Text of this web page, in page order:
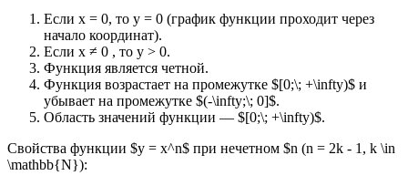
Если х = 0, то у = 0 (график функции проходит через
начало координат).
Если х ≠ 0 , то y > 0.
Функция является четной.
Функция возрастает на промежутке $[0;\; +\infty)$ и
убывает на промежутке $(-\infty;\; 0]$.
Область значений функции — $[0;\; +\infty)$.
Свойства функции $у = х^n$ при нечетном $n (n = 2k - 1, k \in
\mathbb{N}):